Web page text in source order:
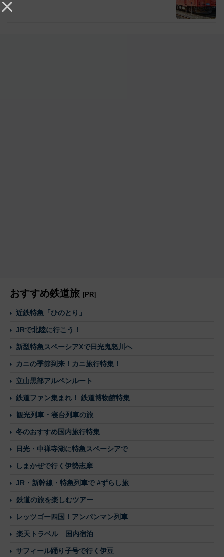
おすすめ鉄道旅 [PR]
近鉄特急「ひのとり」
JRで北陸に行こう！
新型特急スペーシアXで日光鬼怒川へ
カニの季節到来！カニ旅行特集！
立山黒部アルペンルート
鉄道ファン集まれ！ 鉄道博物館特集
観光列車・寝台列車の旅
冬のおすすめ国内旅行特集
日光・中禅寺湖に特急スペーシアで
しまかぜで行く伊勢志摩
JR・新幹線・特急列車で #ずらし旅
鉄道の旅を楽しむツアー
レッツゴー四国！アンパンマン列車
楽天トラベル 国内宿泊
サフィール踊り子号で行く伊豆